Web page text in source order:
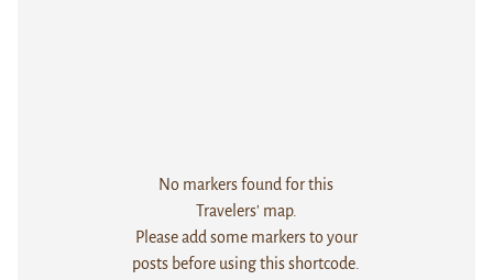
No markers found for this
Travelers' map.
Please add some markers to your
posts before using this shortcode.